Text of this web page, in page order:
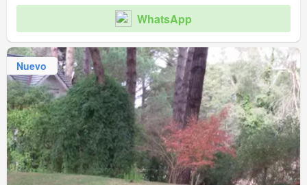
WhatsApp
Nuevo